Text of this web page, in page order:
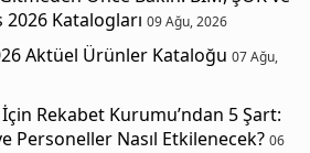
2026 Katalogları 09 Ağu, 2026
Aktüel Ürünler Kataloğu 07 Ağu,
Rekabet Kurumu’ndan 5 Şart:
Personeller Nasıl Etkilenecek? 06